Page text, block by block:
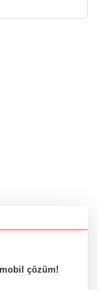
mobil çözüm!